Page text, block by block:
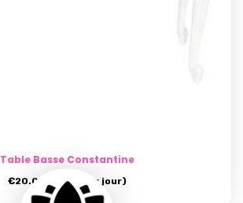
Table Basse Constantine
€20.00 - (prix par jour)